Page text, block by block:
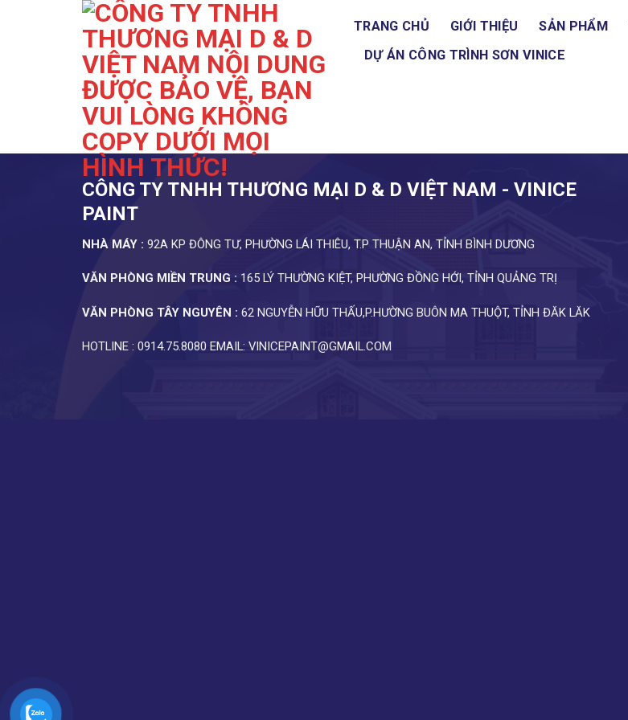
TRANG CHỦ GIỚI THIỆU SẢN PHẨM
DỰ ÁN CÔNG TRÌNH SƠN VINICE
CÔNG TY TNHH THƯƠNG MẠI D & D VIỆT NAM - VINICE
PAINT
NHÀ MÁY : 92A KP ĐÔNG TƯ, PHƯỜNG LÁI THIÊU, T.P THUẬN AN, TỈNH BÌNH DƯƠNG
VĂN PHÒNG MIỀN TRUNG : 165 LÝ THƯỜNG KIỆT, PHƯỜNG ĐỒNG HỚI, TỈNH QUẢNG TRỊ
VĂN PHÒNG TÂY NGUYÊN : 62 NGUYỄN HỮU THẤU,P.HƯỜNG BUÔN MA THUỘT, TỈNH ĐĂK LĂK
HOTLINE : 0914.75.8080 EMAIL: VINICEPAINT@GMAIL.COM